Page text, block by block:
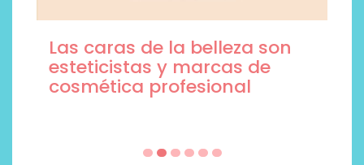
Las caras de la belleza son
esteticistas y marcas de
cosmética profesional